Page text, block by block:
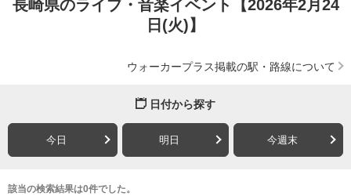
長崎県のライブ・音楽イベント【2026年2月24
日(火)】
ウォーカープラス掲載の駅・路線について
日付から探す
今日 明日 今週末
該当の検索結果は0件でした。